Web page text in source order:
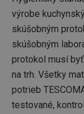
výrobe
skúšobným
skúšobným
protokol musí
na trh. Všetky
potrieb
testované,